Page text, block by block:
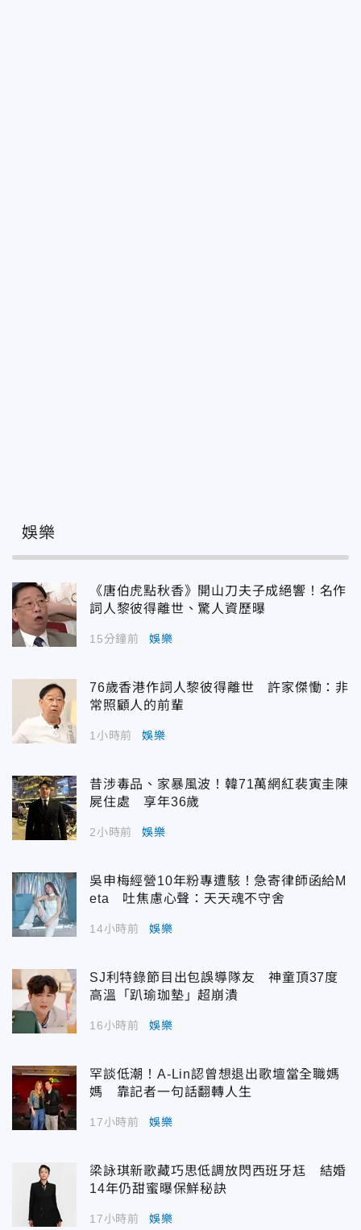
娛樂
《唐伯虎點秋香》開山刀夫子成絕響！名作
詞人黎彼得離世、驚人資歷曝
15分鐘前 娛樂
76歲香港作詞人黎彼得離世 許家傑慟：非
常照顧人的前輩
1小時前 娛樂
昔涉毒品、家暴風波！韓71萬網紅裴寅圭陳
屍住處 享年36歲
2小時前 娛樂
吳申梅經營10年粉專遭駭！急寄律師函給M
eta 吐焦慮心聲：天天魂不守舍
14小時前 娛樂
SJ利特錄節目出包誤導隊友 神童頂37度
高溫「趴瑜珈墊」超崩潰
16小時前 娛樂
罕談低潮！A-Lin認曾想退出歌壇當全職媽
媽 靠記者一句話翻轉人生
17小時前 娛樂
梁詠琪新歌藏巧思低調放閃西班牙尪 結婚
14年仍甜蜜曝保鮮秘訣
17小時前 娛樂